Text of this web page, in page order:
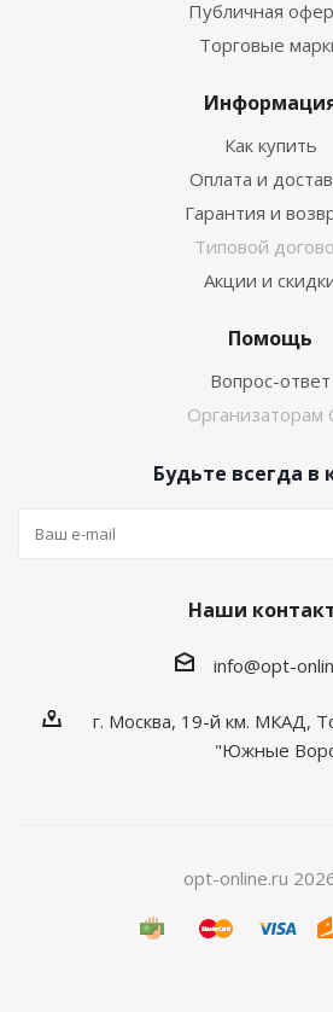
Публичная
Торговые
Как купить
Оплата и
Гарантия и
Типовой
Акции и
Помощь
Вопрос-ответ
Организаторам
Будьте всегда в
Наши
info@opt-
г. Москва, 19-й км. МКАД,
"Южные
opt-online.ru